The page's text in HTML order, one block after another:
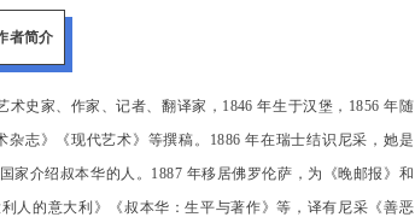
者简介
术史家、作家、记者、翻译家，1846 年生于汉堡，1856 年随
志》《现代艺术》等撰稿。1886 年在瑞士结识尼采，她是
家介绍叔本华的人。1887 年移居佛罗伦萨，为《晚邮报》和
人的意大利》《叔本华：生平与著作》等，译有尼采《善恶